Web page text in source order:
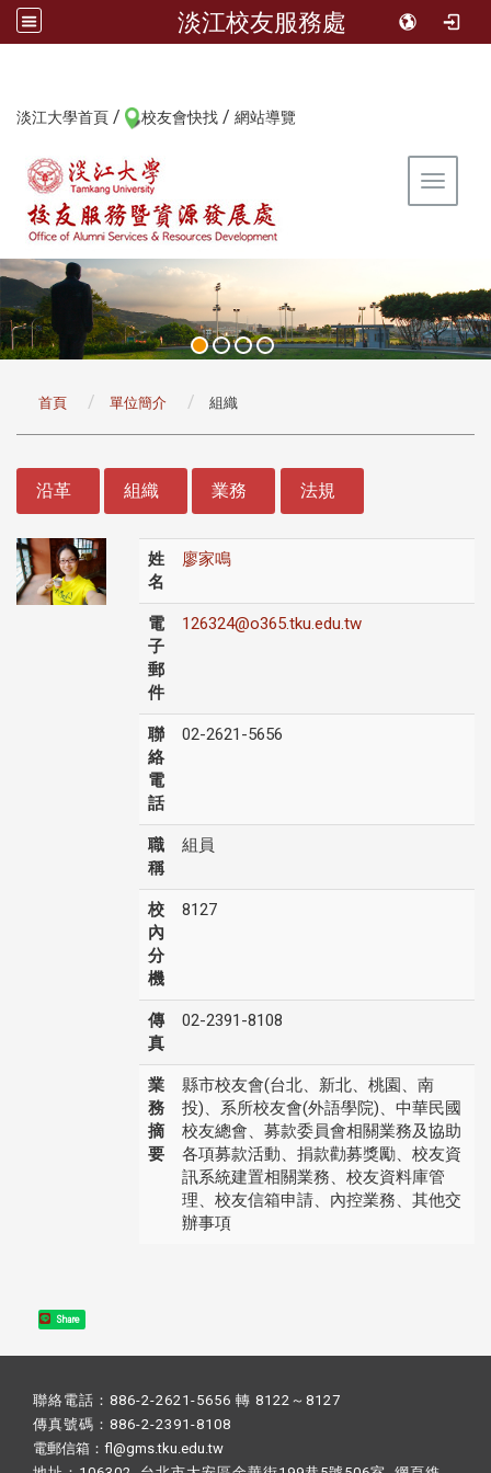
淡江校友服務處
淡江大學首頁 / 校友會快找 / 網站導覽
Toggle
首頁 單位簡介 組織
沿革 組織 業務 法規
姓
名
廖家鳴
電
子
郵
件
126324@o365.tku.edu.tw
聯
絡
電
話
02-2621-5656
職
稱
組員
校
內
分
機
8127
傳
真
02-2391-8108
業
務
摘
要
縣市校友會(台北、新北、桃園、南
投)、系所校友會(外語學院)、中華民國
校友總會、募款委員會相關業務及協助
各項募款活動、捐款勸募獎勵、校友資
訊系統建置相關業務、校友資料庫管
理、校友信箱申請、內控業務、其他交
辦事項
Share
聯絡電話：886-2-2621-5656 轉 8122～8127
傳真號碼：886-2-2391-8108
電郵信箱：fl@gms.tku.edu.tw